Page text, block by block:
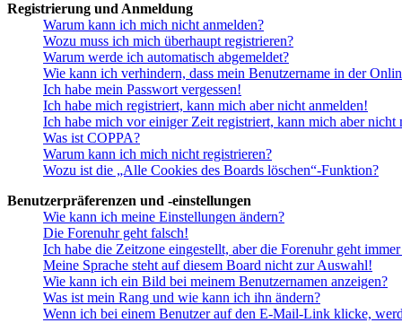
Registrierung und Anmeldung
Warum kann ich mich nicht anmelden?
Wozu muss ich mich überhaupt registrieren?
Warum werde ich automatisch abgemeldet?
Wie kann ich verhindern, dass mein Benutzername in der
Ich habe mein Passwort vergessen!
Ich habe mich registriert, kann mich aber nicht anmelden!
Ich habe mich vor einiger Zeit registriert, kann mich aber nicht
Was ist COPPA?
Warum kann ich mich nicht registrieren?
Wozu ist die „Alle Cookies des Boards löschen“-Funktion?
Benutzerpräferenzen und -einstellungen
Wie kann ich meine Einstellungen ändern?
Die Forenuhr geht falsch!
Ich habe die Zeitzone eingestellt, aber die Forenuhr geht
Meine Sprache steht auf diesem Board nicht zur Auswahl!
Wie kann ich ein Bild bei meinem Benutzernamen anzeigen?
Was ist mein Rang und wie kann ich ihn ändern?
Wenn ich bei einem Benutzer auf den E-Mail-Link klicke,